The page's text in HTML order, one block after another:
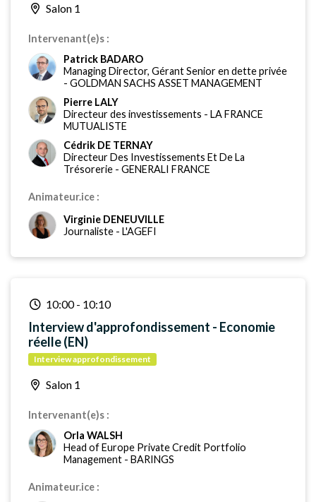
Salon 1
Intervenant(e)s :
Patrick BADARO
Managing Director, Gérant Senior en dette privée
- GOLDMAN SACHS ASSET MANAGEMENT
Pierre LALY
Directeur des investissements - LA FRANCE
MUTUALISTE
Cédrik DE TERNAY
Directeur Des Investissements Et De La
Trésorerie - GENERALI FRANCE
Animateur.ice :
Virginie DENEUVILLE
Journaliste - L'AGEFI
10:00- 10:10
Interview d'approfondissement - Economie
réelle (EN)
Interview approfondissement
Salon 1
Intervenant(e)s :
Orla WALSH
Head of Europe Private Credit Portfolio
Management - BARINGS
Animateur.ice :